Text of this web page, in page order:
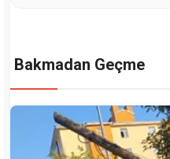
Bakmadan Geçme